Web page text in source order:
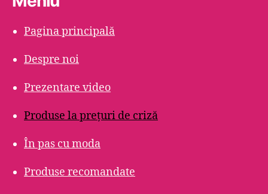
Pagina principală
Despre noi
Prezentare video
Produse la prețuri de criză
În pas cu moda
Produse recomandate